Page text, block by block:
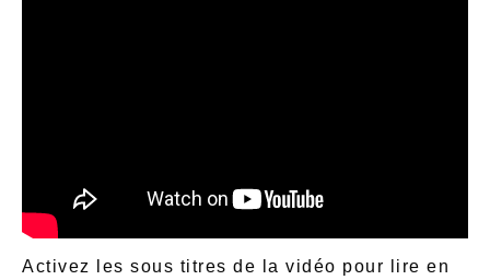
Activez les sous titres de la vidéo pour lire en